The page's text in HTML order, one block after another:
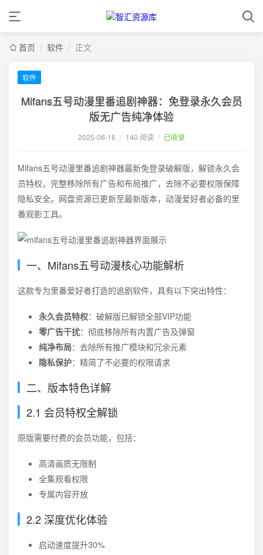
首页 / 软件 / 正文
软件
Mifans五号动漫里番追剧神器：免登录永久会员
版无广告纯净体验
2025-06-16 / 140 阅读 / 已收录
Mifans五号动漫里番追剧神器最新免登录破解版，解锁永久会
员特权，完整移除所有广告和布局推广，去除不必要权限保障
隐私安全。网盘资源已更新至最新版本，动漫爱好者必备的里
番观影工具。
一、Mifans五号动漫核心功能解析
这款专为里番爱好者打造的追剧软件，具有以下突出特性：
永久会员特权：破解版已解锁全部VIP功能
零广告干扰：彻底移除所有内置广告及弹窗
纯净布局：去除所有推广模块和冗余元素
隐私保护：精简了不必要的权限请求
二、版本特色详解
2.1 会员特权全解锁
原版需要付费的会员功能，包括：
高清画质无限制
全集观看权限
专属内容开放
2.2 深度优化体验
启动速度提升30%